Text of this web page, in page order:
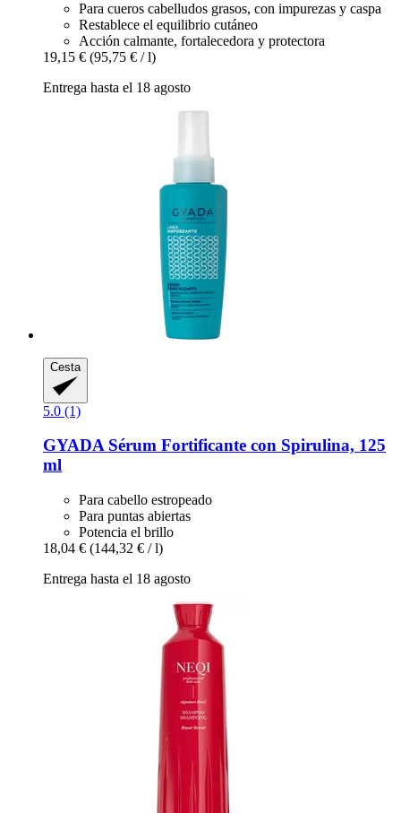
Para cueros cabelludos grasos, con impurezas y caspa
Restablece el equilibrio cutáneo
Acción calmante, fortalecedora y protectora
19,15 € (95,75 € / l)
Entrega hasta el 18 agosto
Cesta
5.0 (1)
GYADASérum Fortificante con Spirulina, 125
ml
Para cabello estropeado
Para puntas abiertas
Potencia el brillo
18,04 € (144,32 € / l)
Entrega hasta el 18 agosto